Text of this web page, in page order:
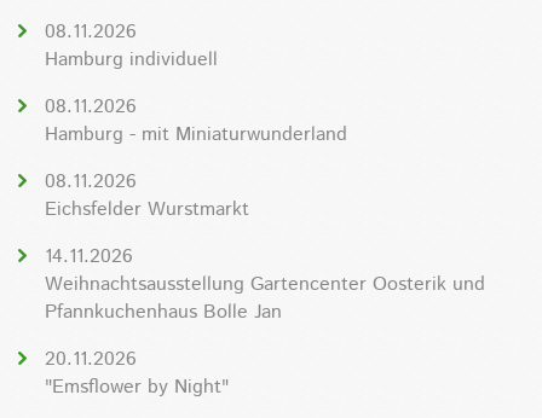
08.11.2026
Hamburg individuell
08.11.2026
Hamburg - mit Miniaturwunderland
08.11.2026
Eichsfelder Wurstmarkt
14.11.2026
Weihnachtsausstellung Gartencenter Oosterik und
Pfannkuchenhaus Bolle Jan
20.11.2026
"Emsflower by Night"